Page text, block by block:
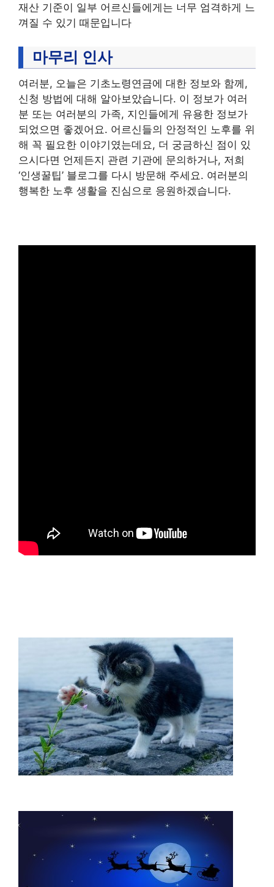
재산 기준이 일부 어르신들에게는 너무 엄격하게 느
껴질 수 있기 때문입니다
마무리 인사
여러분, 오늘은 기초노령연금에 대한 정보와 함께,
신청 방법에 대해 알아보았습니다. 이 정보가 여러
분 또는 여러분의 가족, 지인들에게 유용한 정보가
되었으면 좋겠어요. 어르신들의 안정적인 노후를 위
해 꼭 필요한 이야기였는데요, 더 궁금하신 점이 있
으시다면 언제든지 관련 기관에 문의하거나, 저희
‘인생꿀팁’ 블로그를 다시 방문해 주세요. 여러분의
행복한 노후 생활을 진심으로 응원하겠습니다.